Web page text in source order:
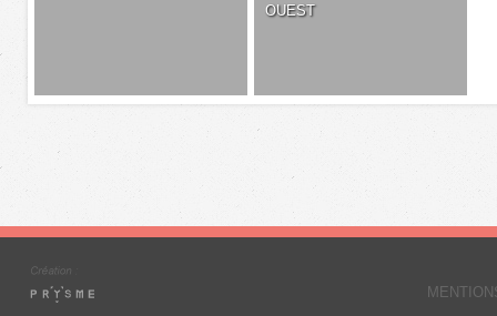
OUEST